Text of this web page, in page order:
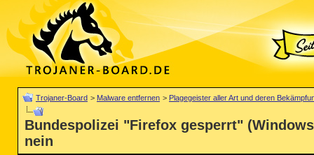
Trojaner-Board > Malware entfernen > Plagegeister aller Art und deren
Bundespolizei "Firefox gesperrt"
nein